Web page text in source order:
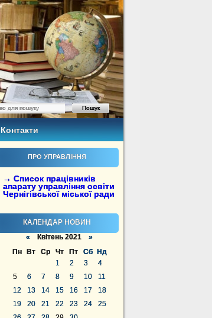
Контакти
ПРО УПРАВЛІННЯ
→ Список працівників
апарату управління освіти
Чернігівської міської ради
КАЛЕНДАР НОВИН
« Квітень 2021 »
Пн
Вт Ср Чт Пт Сб
Нд
1
2 3
4
5
6 7 8 9 10
11
12
13 14 15 16 17
18
19
20 21 22 23 24
25